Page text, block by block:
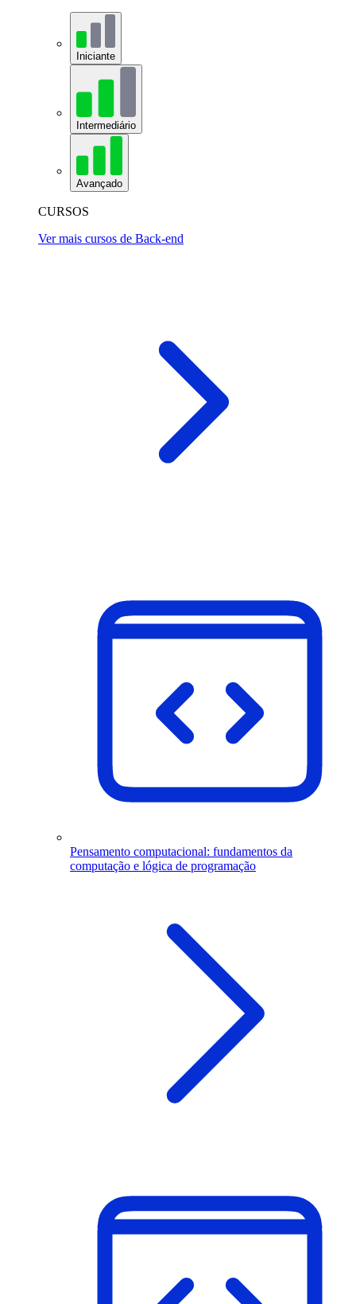
Iniciante
Intermediário
Avançado
CURSOS
Ver mais cursos de Back-end
Pensamento computacional: fundamentos da
computação e lógica de programação